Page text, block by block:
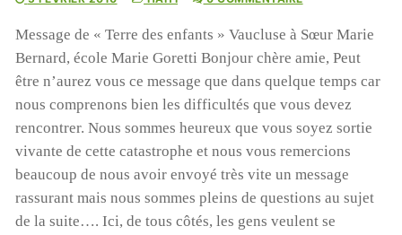
Message de « Terre des enfants » Vaucluse à Sœur Marie
Bernard, école Marie Goretti Bonjour chère amie, Peut
être n’aurez vous ce message que dans quelque temps car
nous comprenons bien les difficultés que vous devez
rencontrer. Nous sommes heureux que vous soyez sortie
vivante de cette catastrophe et nous vous remercions
beaucoup de nous avoir envoyé très vite un message
rassurant mais nous sommes pleins de questions au sujet
de la suite…. Ici, de tous côtés, les gens veulent se
00:00 01:44